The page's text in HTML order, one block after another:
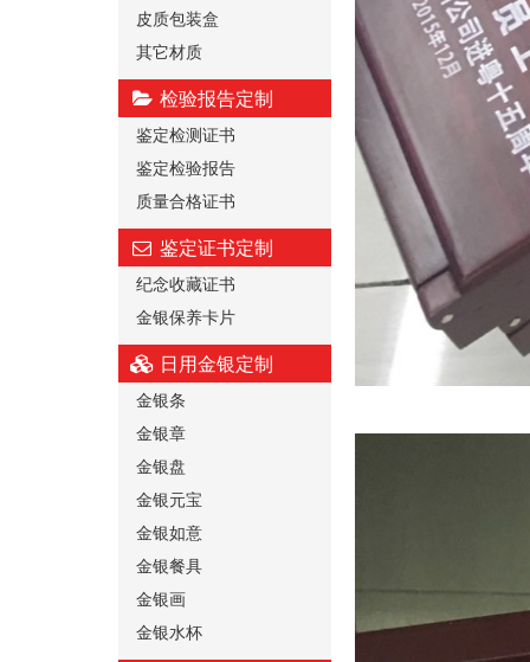
皮质包装盒
其它材质
检验报告定制
鉴定检测证书
鉴定检验报告
质量合格证书
鉴定证书定制
纪念收藏证书
金银保养卡片
日用金银定制
金银条
金银章
金银盘
金银元宝
金银如意
金银餐具
金银画
金银水杯